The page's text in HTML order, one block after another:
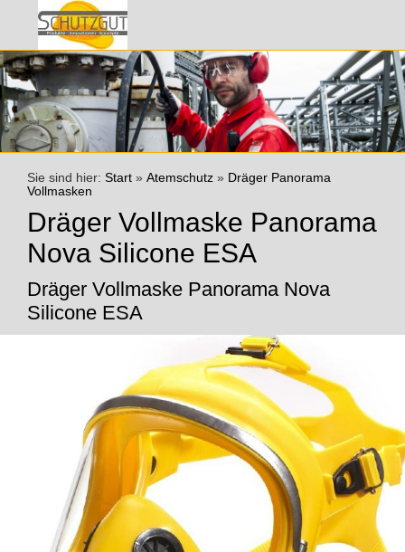
Sie sind hier: Start » Atemschutz » Dräger Panorama
Vollmasken
Dräger Vollmaske Panorama
Nova Silicone ESA
Dräger Vollmaske Panorama Nova
Silicone ESA